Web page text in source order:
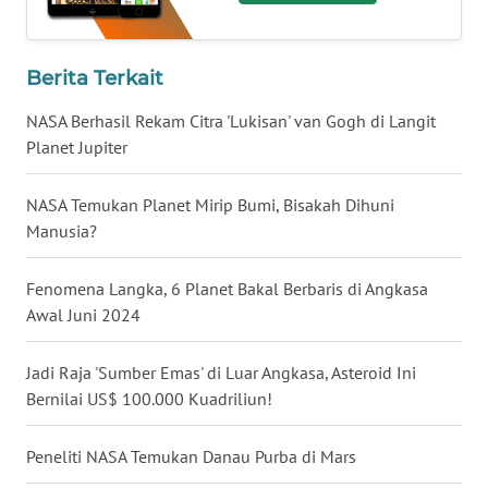
Berita Terkait
NASA Berhasil Rekam Citra 'Lukisan' van Gogh di Langit
Planet Jupiter
NASA Temukan Planet Mirip Bumi, Bisakah Dihuni
Manusia?
Fenomena Langka, 6 Planet Bakal Berbaris di Angkasa
Awal Juni 2024
Jadi Raja 'Sumber Emas' di Luar Angkasa, Asteroid Ini
Bernilai US$ 100.000 Kuadriliun!
Peneliti NASA Temukan Danau Purba di Mars
WN
SUMSEL
BENGKULU
LAMPUNG
JATENG